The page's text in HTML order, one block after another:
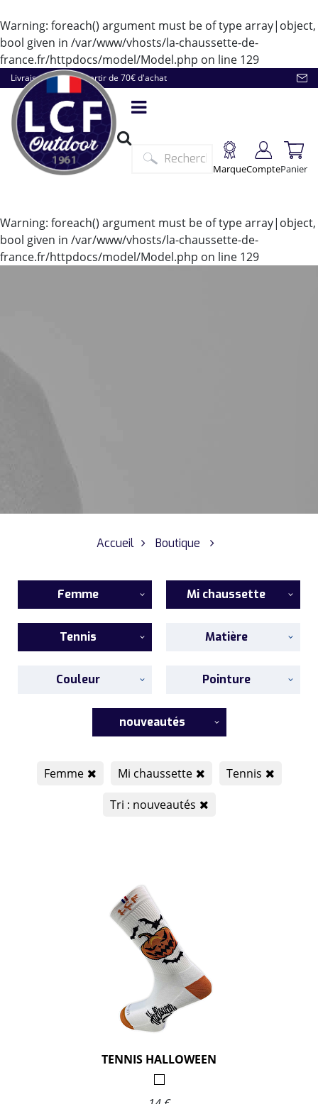
Warning: foreach() argument must be of type array|object,
bool given in /var/www/vhosts/la-chaussette-de-
france.fr/httpdocs/model/Model.php on line 129
Livraison offerte à partir de 70€ d'achat
MarqueComptePanier
Warning: foreach() argument must be of type array|object,
bool given in /var/www/vhosts/la-chaussette-de-
france.fr/httpdocs/model/Model.php on line 129
Accueil Boutique
Femme Mi chaussette
Tennis Matière
Couleur Pointure
nouveautés
Femme Mi chaussette
Tennis
Tri : nouveautés
TENNIS HALLOWEEN